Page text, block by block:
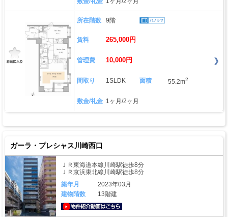
所在階数 9階
賃料 265,000円
管理費 10,000円
間取り 1SLDK 面積 55.2m2
敷金/礼金 1ヶ月/2ヶ月
ガーラ・プレシャス川崎西口
ＪＲ東海道本線川崎駅徒歩8分
ＪＲ京浜東北線川崎駅徒歩8分
築年月
2023年03月
建物階数
13階建